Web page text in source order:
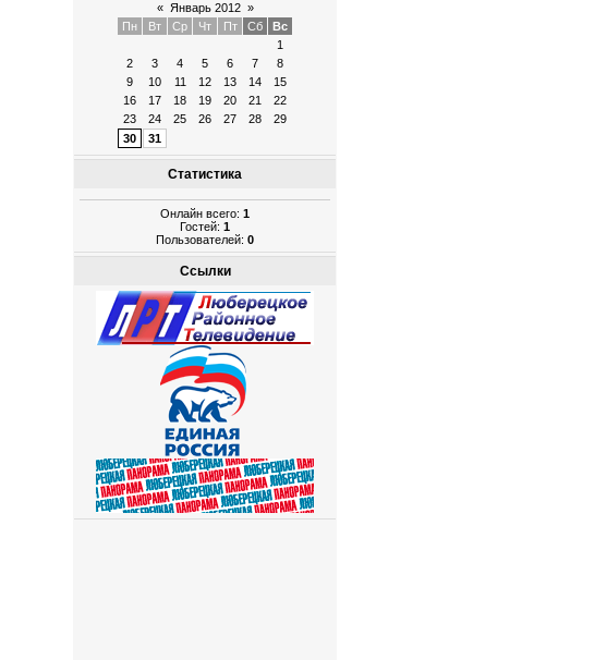
« Январь 2012 »
Пн
Вт Ср Чт Пт Сб
Вс
1
2
3 4 5 6 7
8
9
10 11 12 13 14
15
16
17 18 19 20 21
22
23
24 25 26 27 28
29
30
31
Статистика
Онлайн всего:1
Гостей:1
Пользователей:0
Ссылки